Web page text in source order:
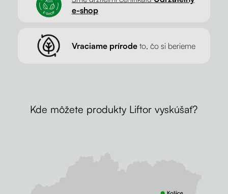
e-shop
Vraciame prírodeto, čo si berieme
Kde môžete produkty Liftor vyskúšať?